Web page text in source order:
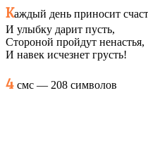
Каждый день приносит
И улыбку дарит пусть,
Стороной пройдут ненастья,
И навек исчезнет грусть!
4 смс — 208 символов